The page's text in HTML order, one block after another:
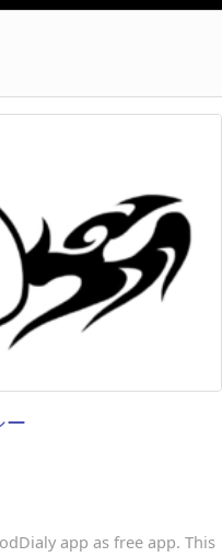
ー
app as free app. This